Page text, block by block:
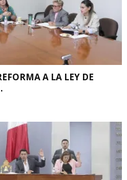
A LA LEY DE